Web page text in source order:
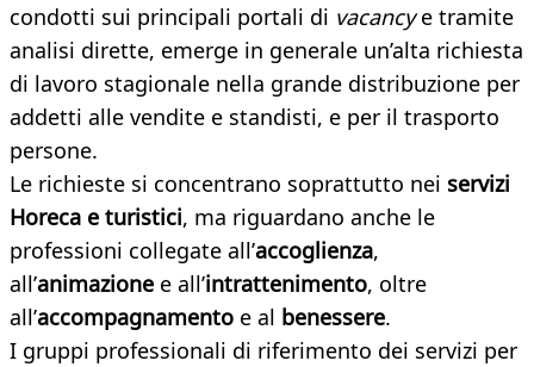
condotti sui principali portali di vacancye tramite
analisi dirette, emerge in generale un’alta richiesta
di lavoro stagionale nella grande distribuzione per
addetti alle vendite e standisti, e per il trasporto
persone.
Le richieste si concentrano soprattutto nei servizi
Horeca e turistici, ma riguardano anche le
professioni collegate all’accoglienza,
all’animazione e all’intrattenimento, oltre
all’accompagnamento e al benessere.
I gruppi professionali di riferimento dei servizi per